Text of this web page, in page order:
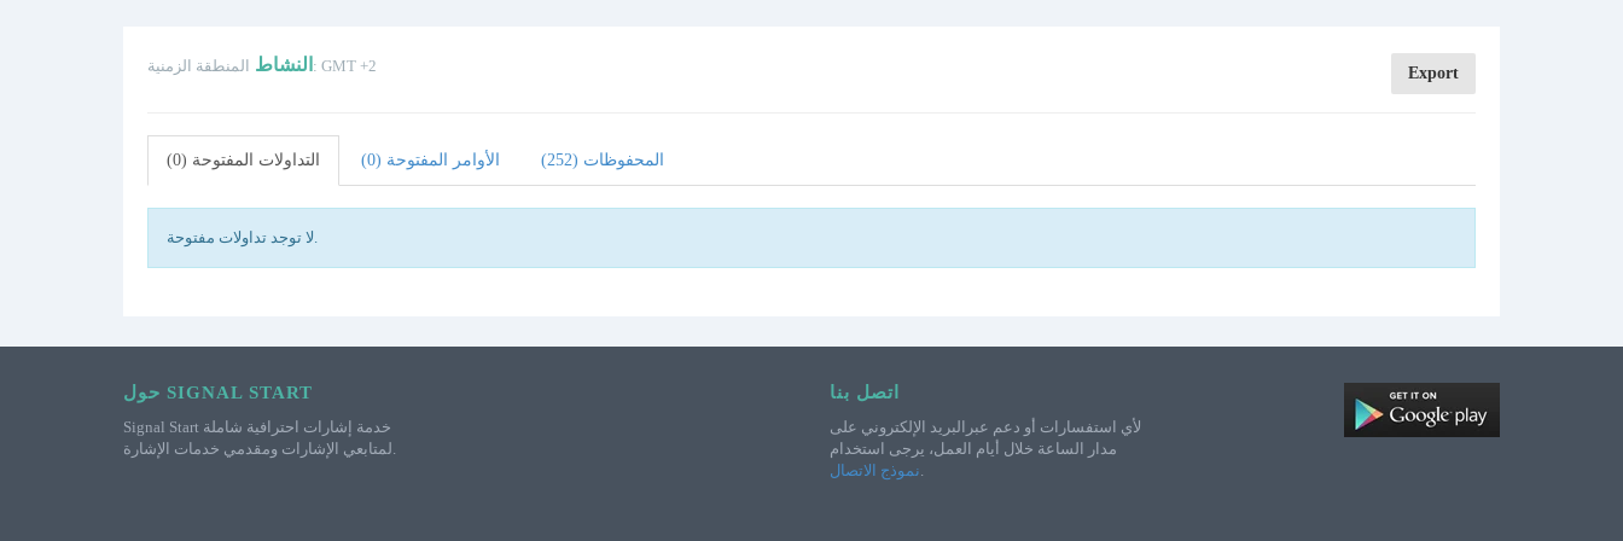
النشاط المنطقة الزمنية: GMT +2 Export
التداولات المفتوحة (0) الأوامر المفتوحة (0) المحفوظات (252)
لا توجد تداولات مفتوحة.
حول SIGNAL START
Signal Start خدمة إشارات احترافية شاملة
لمتابعي الإشارات ومقدمي خدمات الإشارة.
اتصل بنا
لأي استفسارات أو دعم عبرالبريد الإلكتروني على
مدار الساعة خلال أيام العمل، يرجى استخدام
نموذج الاتصال.